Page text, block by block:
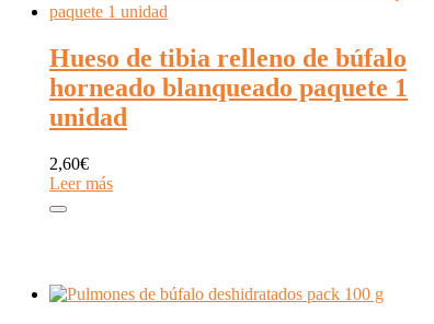
Hueso de tibia relleno de búfalo
horneado blanqueado paquete 1
unidad
2,60€
Leer más